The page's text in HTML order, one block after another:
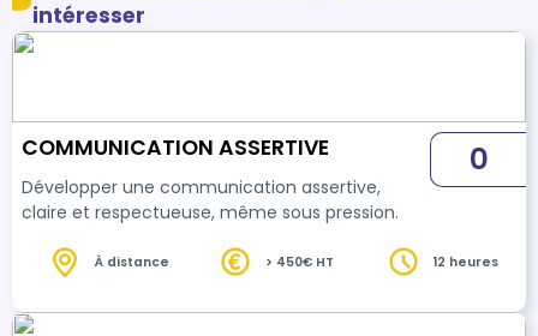
intéresser
COMMUNICATION ASSERTIVE
Développer une communication assertive,
claire et respectueuse, même sous pression.
0
À distance > 450€ HT 12 heures